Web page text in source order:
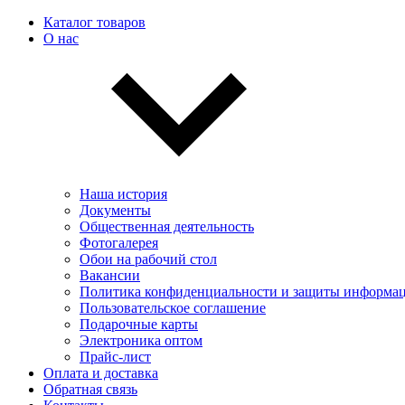
Каталог товаров
О нас
Наша история
Документы
Общественная деятельность
Фотогалерея
Обои на рабочий стол
Вакансии
Политика конфиденциальности и защиты
Пользовательскоe соглашение
Подарочные карты
Электроника оптом
Прайс-лист
Оплата и доставка
Обратная связь